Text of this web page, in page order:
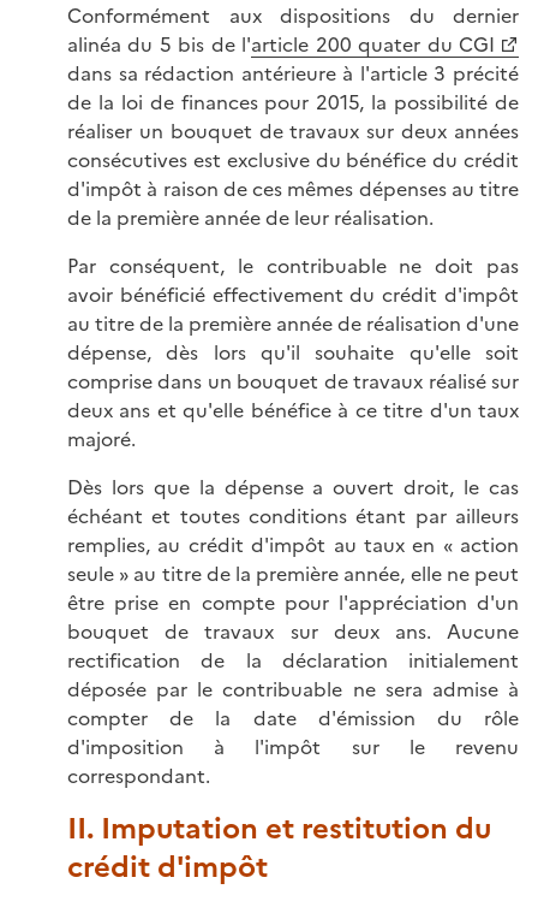
Conformément aux dispositions du dernier
alinéa du 5 bis de l'article 200 quater du CGI
dans sa rédaction antérieure à l'article 3 précité
de la loi de finances pour 2015, la possibilité de
réaliser un bouquet de travaux sur deux années
consécutives est exclusive du bénéfice du crédit
d'impôt à raison de ces mêmes dépenses au titre
de la première année de leur réalisation.
Par conséquent, le contribuable ne doit pas
avoir bénéficié effectivement du crédit d'impôt
au titre de la première année de réalisation d'une
dépense, dès lors qu'il souhaite qu'elle soit
comprise dans un bouquet de travaux réalisé sur
deux ans et qu'elle bénéfice à ce titre d'un taux
majoré.
Dès lors que la dépense a ouvert droit, le cas
échéant et toutes conditions étant par ailleurs
remplies, au crédit d'impôt au taux en « action
seule » au titre de la première année, elle ne peut
être prise en compte pour l'appréciation d'un
bouquet de travaux sur deux ans. Aucune
rectification de la déclaration initialement
déposée par le contribuable ne sera admise à
compter de la date d'émission du rôle
d'imposition à l'impôt sur le revenu
correspondant.
II. Imputation et restitution du
crédit d'impôt